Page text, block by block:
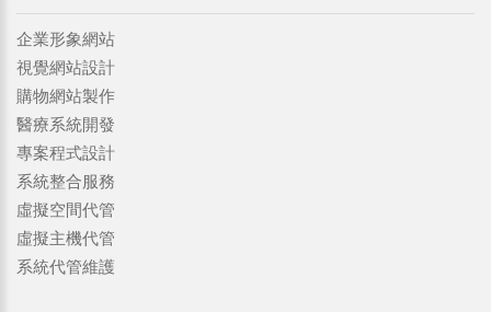
企業形象網站
視覺網站設計
購物網站製作
醫療系統開發
專案程式設計
系統整合服務
虛擬空間代管
虛擬主機代管
系統代管維護